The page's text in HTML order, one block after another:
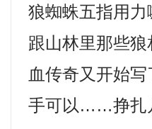
狼蜘蛛五指用
跟山林里那些
血传奇又开始
手可以……挣扎